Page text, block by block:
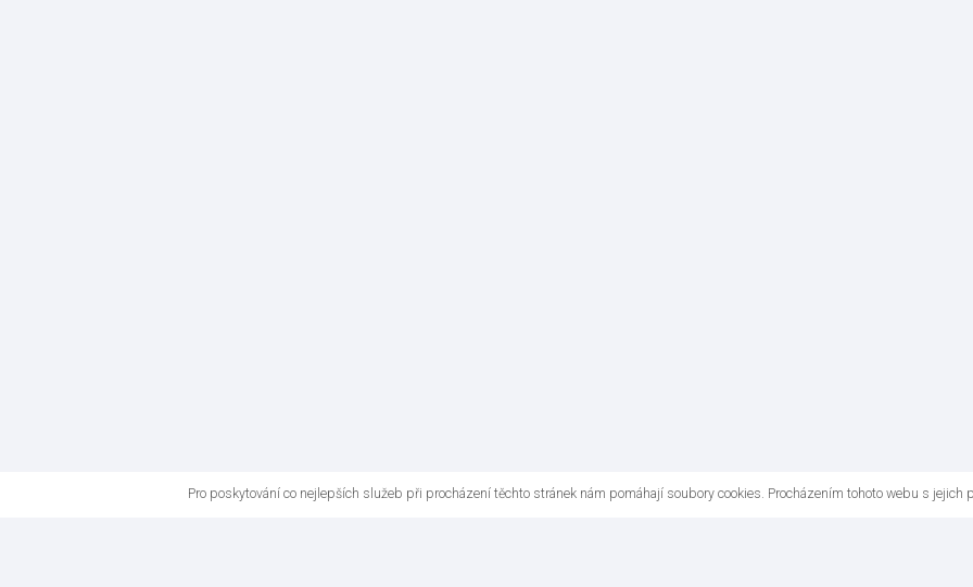
Pro poskytování co nejlepších služeb při procházení těchto stránek nám pomáhají soubory cookies. Procházením tohoto webu s jejich